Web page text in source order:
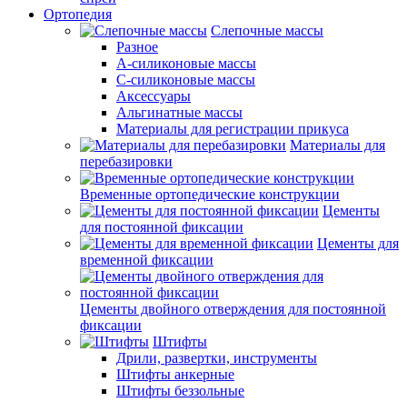
Ортопедия
Слепочные массы
Разное
А-силиконовые массы
С-силиконовые массы
Аксессуары
Альгинатные массы
Материалы для регистрации прикуса
Материалы для
перебазировки
Временные ортопедические конструкции
Цементы
для постоянной фиксации
Цементы для
временной фиксации
Цементы двойного отверждения для постоянной
фиксации
Штифты
Дрили, развертки, инструменты
Штифты анкерные
Штифты беззольные